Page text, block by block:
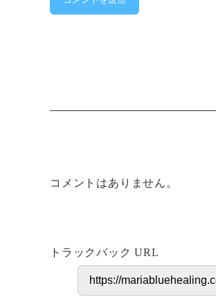
コメントはありません。
トラックバック URL